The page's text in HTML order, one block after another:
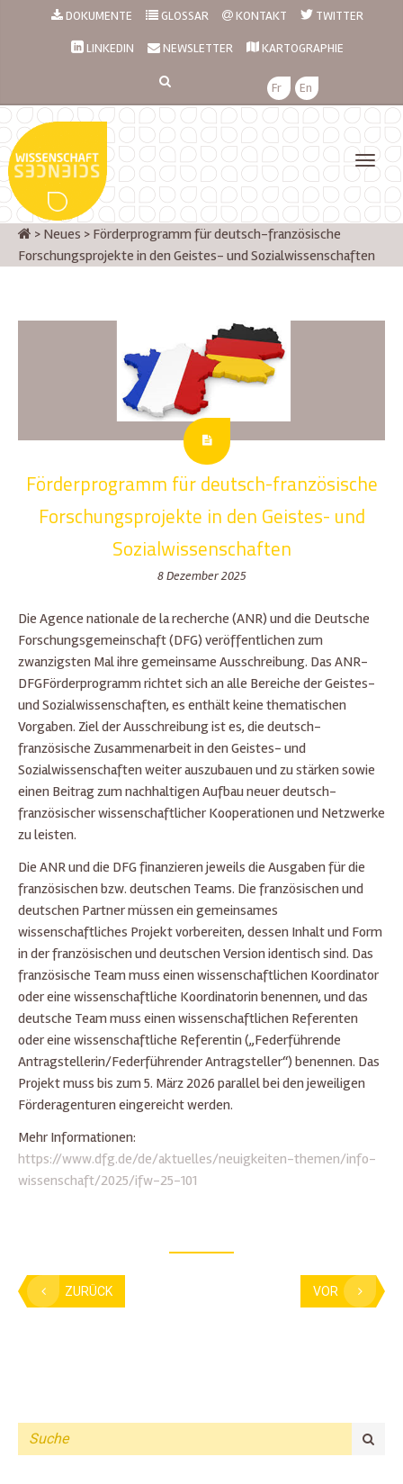
DOKUMENTE GLOSSAR KONTAKT TWITTER
LINKEDIN NEWSLETTER KARTOGRAPHIE
Fr En
> Neues > Förderprogramm für deutsch-französische
Forschungsprojekte in den Geistes- und Sozialwissenschaften
Förderprogramm für deutsch-französische
Forschungsprojekte in den Geistes- und
Sozialwissenschaften
8 Dezember 2025
Die Agence nationale de la recherche (ANR) und die Deutsche
Forschungsgemeinschaft (DFG) veröffentlichen zum
zwanzigsten Mal ihre gemeinsame Ausschreibung. Das ANR-
DFGFörderprogramm richtet sich an alle Bereiche der Geistes-
und Sozialwissenschaften, es enthält keine thematischen
Vorgaben. Ziel der Ausschreibung ist es, die deutsch-
französische Zusammenarbeit in den Geistes- und
Sozialwissenschaften weiter auszubauen und zu stärken sowie
einen Beitrag zum nachhaltigen Aufbau neuer deutsch-
französischer wissenschaftlicher Kooperationen und Netzwerke
zu leisten.
Die ANR und die DFG finanzieren jeweils die Ausgaben für die
französischen bzw. deutschen Teams. Die französischen und
deutschen Partner müssen ein gemeinsames
wissenschaftliches Projekt vorbereiten, dessen Inhalt und Form
in der französischen und deutschen Version identisch sind. Das
französische Team muss einen wissenschaftlichen Koordinator
oder eine wissenschaftliche Koordinatorin benennen, und das
deutsche Team muss einen wissenschaftlichen Referenten
oder eine wissenschaftliche Referentin („Federführende
Antragstellerin/Federführender Antragsteller“) benennen. Das
Projekt muss bis zum 5. März 2026 parallel bei den jeweiligen
Förderagenturen eingereicht werden.
Mehr Informationen:
https://www.dfg.de/de/aktuelles/neuigkeiten-themen/info-
wissenschaft/2025/ifw-25-101
ZURÜCK VOR